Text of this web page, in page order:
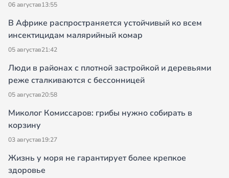
06 августав13:55
В Африке распространяется устойчивый ко всем
инсектицидам малярийный комар
05 августав21:42
Люди в районах с плотной застройкой и деревьями
реже сталкиваются с бессонницей
05 августав20:58
Миколог Комиссаров: грибы нужно собирать в
корзину
03 августав19:27
Жизнь у моря не гарантирует более крепкое
здоровье